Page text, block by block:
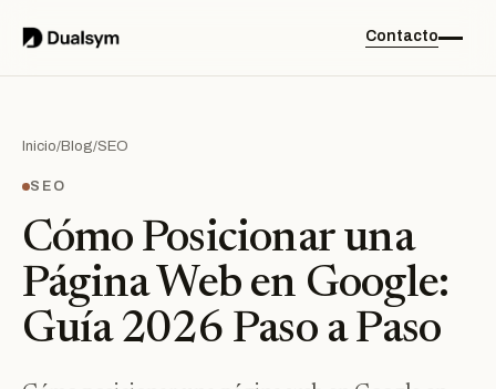
Contacto
Inicio/Blog/SEO
SEO
Cómo Posicionar una
Página Web en Google:
Guía 2026 Paso a Paso